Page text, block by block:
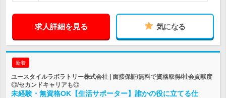
求人詳細を見る 気になる
新着
ユースタイルラボラトリー株式会社 | 面接保証/無料で資格取得/社会貢献度
◎/セカンドキャリアも◎
未経験・無資格OK【生活サポーター】誰かの役に立てる仕